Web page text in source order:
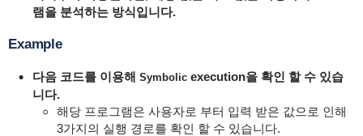
램을 분석하는 방식입니다.
Example
다음 코드를 이용해 Symbolicexecution을 확인 할 수 있습
니다.
해당 프로그램은 사용자로 부터 입력 받은 값으로 인해
3가지의 실행 경로를 확인 할 수 있습니다.